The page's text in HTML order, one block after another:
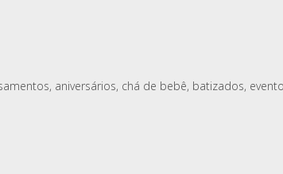
aniversários, chá de bebê, batizados,